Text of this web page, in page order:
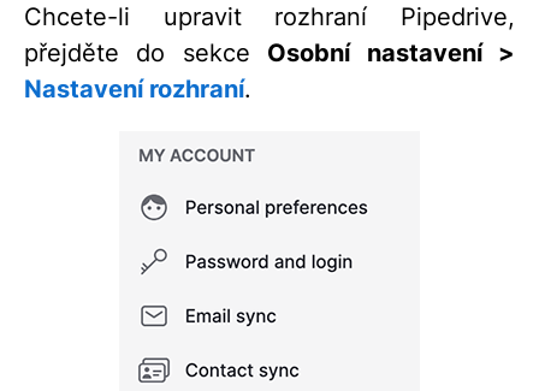
Chcete-li upravit rozhraní Pipedrive,
přejděte do sekce Osobní nastavení >
Nastavení rozhraní.